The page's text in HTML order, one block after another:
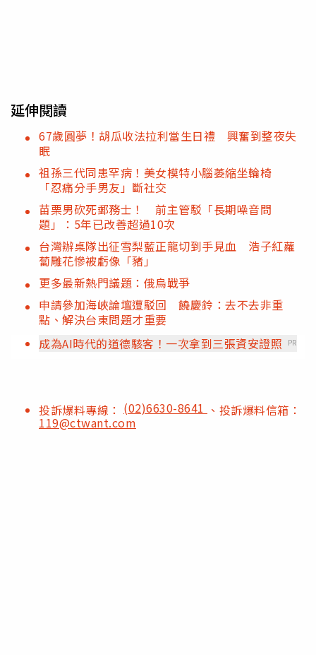
延伸閱讀
67歲圓夢！胡瓜收法拉利當生日禮 興奮到整夜失
眠
祖孫三代同患罕病！美女模特小腦萎縮坐輪椅
「忍痛分手男友」斷社交
苗栗男砍死郵務士！ 前主管駁「長期噪音問
題」：5年已改善超過10次
台灣辦桌隊出征雪梨藍正龍切到手見血 浩子紅蘿
蔔雕花慘被虧像「豬」
更多最新熱門議題：俄烏戰爭
申請參加海峽論壇遭駁回 饒慶鈴：去不去非重
點、解決台東問題才重要
成為AI時代的道德駭客！一次拿到三張資安證照
PR
投訴爆料專線： (02)6630-8641 、投訴爆料信箱：
119@ctwant.com